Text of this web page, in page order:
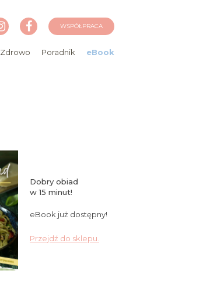
WSPÓŁPRACA
Zdrowo Poradnik eBook
Dobry obiad
w 15 minut!
eBook już dostępny!
Przejdź do sklepu.